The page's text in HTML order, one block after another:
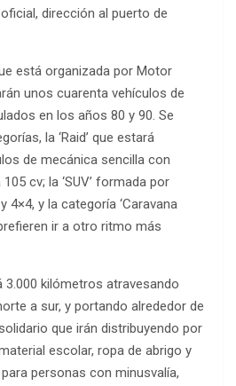
dirección al puerto de
está organizada por Motor
unos cuarenta vehículos de
en los años 80 y 90. Se
la ‘Raid’ que estará
de mecánica sencilla con
cv; la ‘SUV’ formada por
y la categoría ‘Caravana
ir a otro ritmo más
3.000 kilómetros atravesando
a sur, y portando alrededor de
que irán distribuyendo por
escolar, ropa de abrigo y
personas con minusvalía,